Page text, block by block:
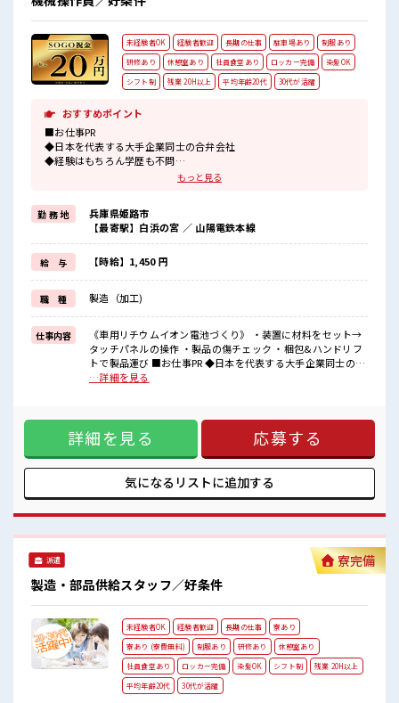
未経験者OK 経験者歓迎 長期の仕事 駐車場あり
制服あり
研修あり
休憩室あり 社員食堂あり ロッカー完備
染髪OK
シフト制
残業 20H以上 平均年齢20代 30代が活躍
おすすめポイント
■お仕事PR
◆日本を代表する大手企業同士の合弁会社
◆経験はもちろん学歴も不問
◆基本マニュアル通りなのでカンタン！
《更新手当3ヶ月ごとに5万円あり》
《昇給制度あり》
時給1450円！
さらに入社半年後には時給1500円にUP！
長期就業で収入UPを目指そう！
《通勤方法》
最寄駅から企業の無料送迎あり！
車/バイク/自転車通勤もOK◎無料駐車場・駐輪場完備！
■職場の雰囲気
キバツ過ぎなければ髪のカラーリングOK！
社員食堂は150円～400円ほどで利用可能！
お財布にやさしい◎
荷物が多い方も安心ですね♪
最寄り駅から会社までの送迎バス付き☆
#SOGO祝金
もっと見る
勤 務 地
兵庫県姫路市
【最寄駅】白浜の宮 ／ 山陽電鉄本線
給 与 【時給】1,450 円
職 種 製造（加工)
仕事内容
《車用リチウムイオン電池づくり》 ・装置に材料をセット→
タッチパネルの操作 ・製品の傷チェック ・梱包&ハンドリフ
トで製品運び ■お仕事PR ◆日本を代表する大手企業同士の合
弁会社 ◆経験はもちろん学歴も不問 ◆基本マニュアル通りな
UP！ 長期就業で収入UPを目指そう！ 《通勤方法》 最寄駅か
ら企業の無料送迎あり！ 車/バイク/自転車通勤もOK◎無料駐
車場・駐輪場完備！ ■職場の雰囲気 キバツ過ぎなければ髪の
カラーリングOK！ 社員食堂は150円～400円ほどで利用可
能！ お財布にやさしい◎ 制服無料貸与！ ロッカー・休憩室完
備！ 荷物が多い方も安心ですね♪ 最寄り駅から会社までの送
…詳細を見る
詳細を見る 応募する
気になるリストに追加する
派遣
製造・部品供給スタッフ／好条件
寮完備
未経験者OK 経験者歓迎 長期の仕事
寮あり
寮あり (寮費無料)
制服あり 研修あり
休憩室あり
社員食堂あり
ロッカー完備 染髪OK シフト制
残業 20H以上
平均年齢20代
30代が活躍